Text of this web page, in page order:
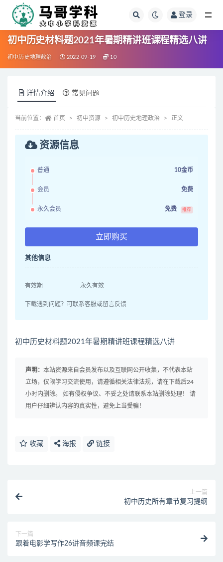
登录
初中历史材料题2021年暑期精讲班课程精选八讲
初中历史地理政治 2022-09-19 10
详情介绍 常见问题
当前位置： 首页 初中资源 初中历史地理政治 正文
资源信息
普通 10金币
会员 免费
永久会员 免费 推荐
立即购买
其他信息
有效期 永久有效
下载遇到问题？可联系客服或留言反馈
初中历史材料题2021年暑期精讲班课程精选八讲
声明： 本站资源来自会员发布以及互联网公开收集，不代表本站
立场，仅限学习交流使用，请遵循相关法律法规，请在下载后24
小时内删除。 如有侵权争议、不妥之处请联系本站删除处理！ 请
用户仔细辨认内容的真实性，避免上当受骗！
收藏 海报 链接
上一篇
初中历史所有章节复习提纲
下一篇
跟着电影学写作26讲音频课完结
全部